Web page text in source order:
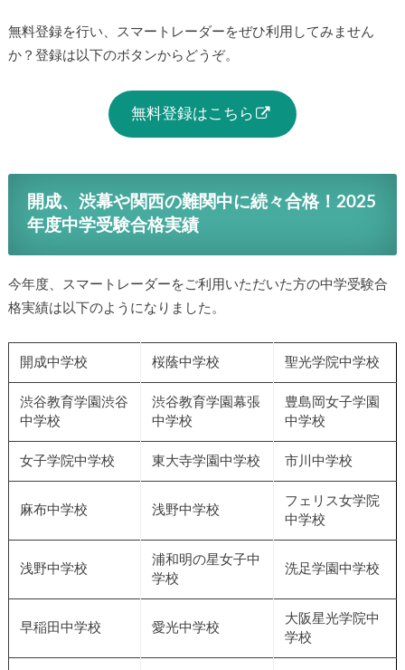
無料登録を行い、スマートレーダーをぜひ利用してみません
か？登録は以下のボタンからどうぞ。
無料登録はこちら
開成、渋幕や関西の難関中に続々合格！2025
年度中学受験合格実績
今年度、スマートレーダーをご利用いただいた方の中学受験合
格実績は以下のようになりました。
開成中学校 桜蔭中学校 聖光学院中学校
渋谷教育学園渋谷
中学校
渋谷教育学園幕張
中学校
豊島岡女子学園
中学校
女子学院中学校 東大寺学園中学校 市川中学校
麻布中学校 浅野中学校
フェリス女学院
中学校
浅野中学校
浦和明の星女子中
学校
洗足学園中学校
早稲田中学校 愛光中学校
大阪星光学院中
学校